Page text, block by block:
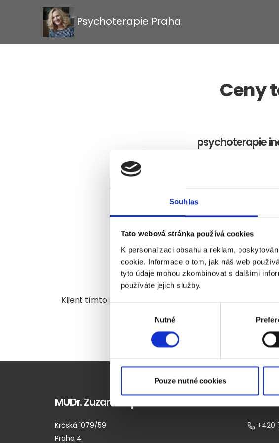
Souhlas
Tato webová stránka používá cookies
K personalizaci obsahu a reklam,
cookie. Informace o tom, jak náš web
tyto údaje mohou zkombinovat s dalšími
používáte jejich služby.
Nutné
Pouze nutné cookies
Psychoterapie Praha
Ceny
psychoterapie
Termín konzultace je možné
Klient tímto souhlasí s tím, že terapeut má nárok na
MUDr. Zuzana Lapková
Krčská 1079/59
Praha 4
+420